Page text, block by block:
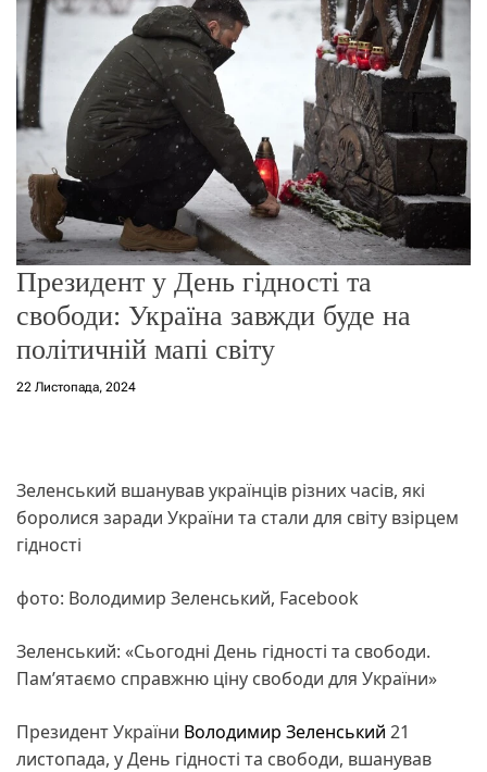
о
р
е
ж
и
м
Президент у День гідності та
свободи: Україна завжди буде на
політичній мапі світу
22 Листопада, 2024
Зеленський вшанував українців різних часів, які
боролися заради України та стали для світу взірцем
гідності
фото: Володимир Зеленський, Facebook
Зеленський: «Сьогодні День гідності та свободи.
Памʼятаємо справжню ціну свободи для України»
Президент України Володимир Зеленський 21
листопада, у День гідності та свободи, вшанував